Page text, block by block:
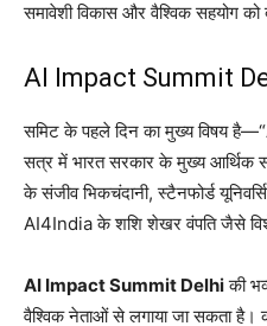
समावेशी विकास और वैश्विक सहयोग को
AI Impact Summit
समिट के पहले दिन का मुख्य विषय
सत्र में भारत सरकार के मुख्य आर्थिक
के संजीव भिकचंदानी, स्टैनफोर्ड
AI4India के शशि शेखर वंपति जैसे
AI Impact Summit Delhiकी
वैश्विक नेताओं से लगाया जा सकता है।